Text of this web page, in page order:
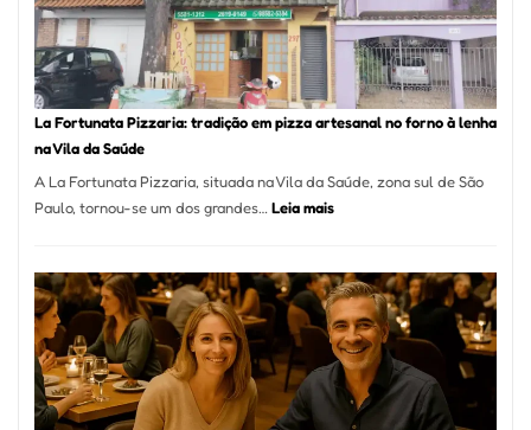
Um
dos
Mais
La Fortunata Pizzaria: tradição em pizza artesanal no forno à lenha
na Vila da Saúde
A La Fortunata Pizzaria, situada na Vila da Saúde, zona sul de São
Paulo, tornou-se um dos grandes…Leia mais:
Pizzaria:
tradição
em
pizza
artesanal